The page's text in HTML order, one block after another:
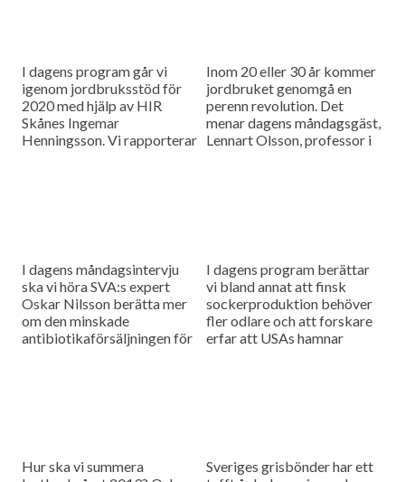
I dagens program går vi
igenom jordbruksstöd för
2020 med hjälp av HIR
Skånes Ingemar
Henningsson. Vi rapporterar
Inom 20 eller 30 år kommer
jordbruket genomgå en
perenn revolution. Det
menar dagens måndagsgäst,
Lennart Olsson, professor i
I dagens måndagsintervju
ska vi höra SVA:s expert
Oskar Nilsson berätta mer
om den minskade
antibiotikaförsäljningen för
I dagens program berättar
vi bland annat att finsk
sockerproduktion behöver
fler odlare och att forskare
erfar att USAs hamnar
Hur ska vi summera
Sveriges grisbönder har ett